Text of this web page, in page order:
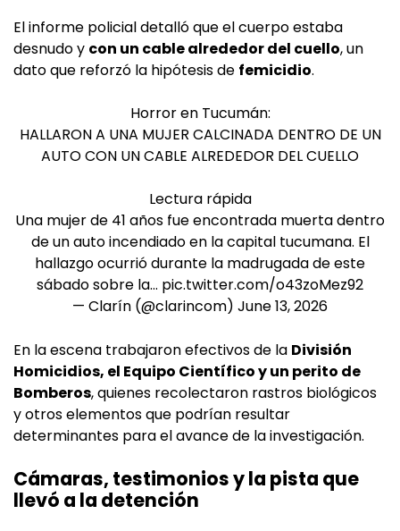
El informe policial detalló que el cuerpo estaba
desnudo y con un cable alrededor del cuello, un
dato que reforzó la hipótesis de femicidio.
Horror en Tucumán:
HALLARON A UNA MUJER CALCINADA DENTRO DE UN
AUTO CON UN CABLE ALREDEDOR DEL CUELLO
Lectura rápida
Una mujer de 41 años fue encontrada muerta dentro
de un auto incendiado en la capital tucumana. El
hallazgo ocurrió durante la madrugada de este
sábado sobre la… pic.twitter.com/o43zoMez92
— Clarín (@clarincom) June 13, 2026
En la escena trabajaron efectivos de la División
Homicidios, el Equipo Científico y un perito de
Bomberos, quienes recolectaron rastros biológicos
y otros elementos que podrían resultar
determinantes para el avance de la investigación.
Cámaras, testimonios y la pista que
llevó a la detención